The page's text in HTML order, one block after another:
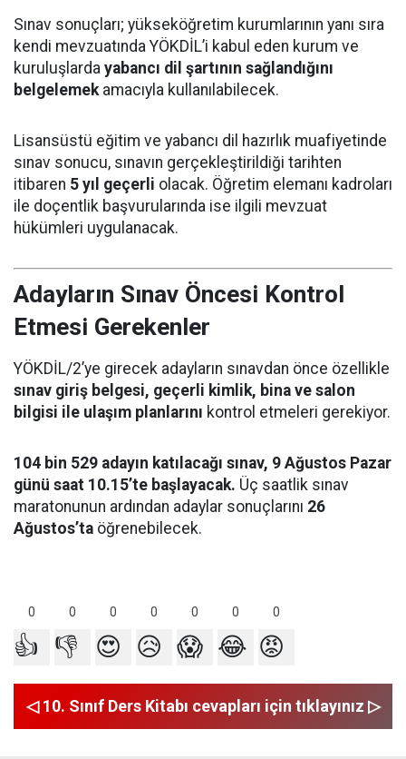
Sınav sonuçları; yükseköğretim kurumlarının yanı sıra
kendi mevzuatında YÖKDİL’i kabul eden kurum ve
kuruluşlarda yabancı dil şartının sağlandığını
belgelemekamacıyla kullanılabilecek.
Lisansüstü eğitim ve yabancı dil hazırlık muafiyetinde
sınav sonucu, sınavın gerçekleştirildiği tarihten
itibaren 5 yıl geçerli olacak. Öğretim elemanı kadroları
ile doçentlik başvurularında ise ilgili mevzuat
hükümleri uygulanacak.
Adayların Sınav Öncesi Kontrol
Etmesi Gerekenler
YÖKDİL/2’ye girecek adayların sınavdan önce özellikle
sınav giriş belgesi, geçerli kimlik, bina ve salon
bilgisi ile ulaşım planlarını kontrol etmeleri gerekiyor.
104 bin 529 adayın katılacağı sınav, 9 Ağustos Pazar
günü saat 10.15’te başlayacak. Üç saatlik sınav
maratonunun ardından adaylar sonuçlarını 26
Ağustos’ta öğrenebilecek.
0 0 0 0 0 0 0
👍 👎 😍 😥 😱 😂 😡
◁ 10. Sınıf Ders Kitabı cevapları için tıklayınız ▷